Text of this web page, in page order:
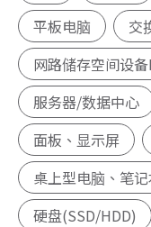
平板电脑
交
网路储存空间设备
服务器/数据中心
面板、显示屏
桌上型电脑、笔
硬盘(SSD/HDD)